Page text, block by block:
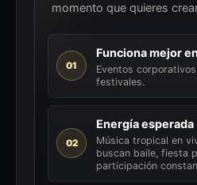
momento que quieres
01
Funciona mejor en
Eventos
festivales.
02
Energía esperada
Música tropical en
buscan baile, fiesta
participación